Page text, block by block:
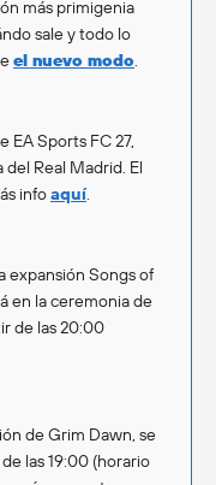
más primigenia
sale y todo lo
el nuevo modo.
EA Sports FC 27,
Real Madrid. El
infoaquí.
expansión Songs of
en la ceremonia de
de las 20:00
de Grim Dawn, se
las 19:00 (horario